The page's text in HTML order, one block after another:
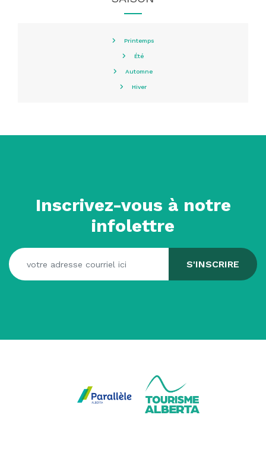
Printemps
Été
Automne
Hiver
Inscrivez-vous à notre
infolettre